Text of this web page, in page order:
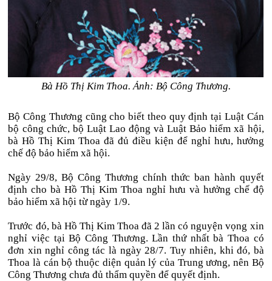
Bà Hồ Thị Kim Thoa. Ảnh: Bộ Công Thương.
Bộ Công Thương cũng cho biết theo quy định tại Luật Cán
bộ công chức, bộ Luật Lao động và Luật Bảo hiểm xã hội,
bà Hồ Thị Kim Thoa đã đủ điều kiện để nghỉ hưu, hưởng
chế độ bảo hiểm xã hội.
Ngày 29/8, Bộ Công Thương chính thức ban hành quyết
định cho bà Hồ Thị Kim Thoa nghỉ hưu và hưởng chế độ
bảo hiểm xã hội từ ngày 1/9.
Trước đó, bà Hồ Thị Kim Thoa đã 2 lần có nguyện vọng xin
nghỉ việc tại Bộ Công Thương. Lần thứ nhất bà Thoa có
đơn xin nghỉ công tác là ngày 28/7. Tuy nhiên, khi đó, bà
Thoa là cán bộ thuộc diện quản lý của Trung ương, nên Bộ
Công Thương chưa đủ thẩm quyền để quyết định.